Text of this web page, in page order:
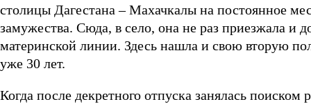
столицы Дагестана – Махачкалы на постоянное
замужества. Сюда, в село, она не раз приезжала и
материнской линии. Здесь нашла и свою вторую
уже 30 лет.
Когда после декретного отпуска занялась